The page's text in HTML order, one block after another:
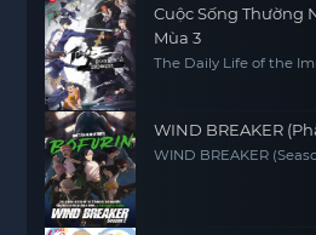
Cuộc Sống Thường
Mùa 3
The Daily Life of the
WIND BREAKER
WIND BREAKER